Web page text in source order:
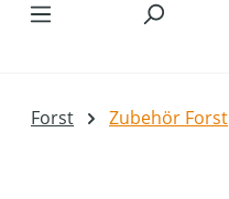
Forst Zubehör Forst